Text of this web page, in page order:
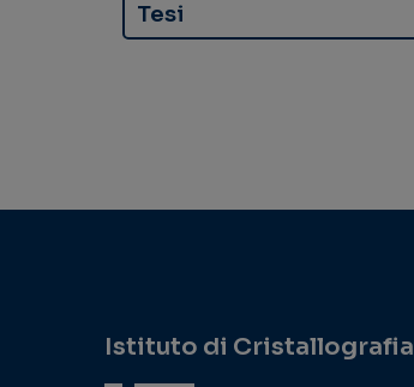
Tesi
Istituto di Cristallografia